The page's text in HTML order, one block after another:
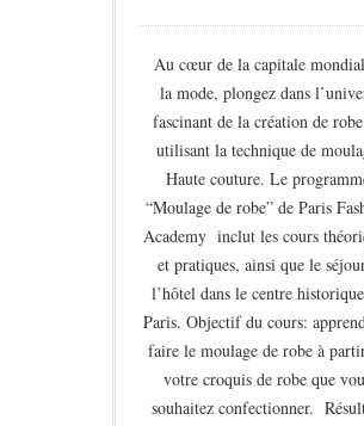
Au cœur de la capitale
la mode, plongez dans
fascinant de la création de
utilisant la technique de
Haute couture. Le
“Moulage de robe” de Paris
Academy inclut les cours
et pratiques, ainsi que le
l’hôtel dans le centre
Paris. Objectif du cours:
faire le moulage de robe à
votre croquis de robe que
souhaitez confectionner.